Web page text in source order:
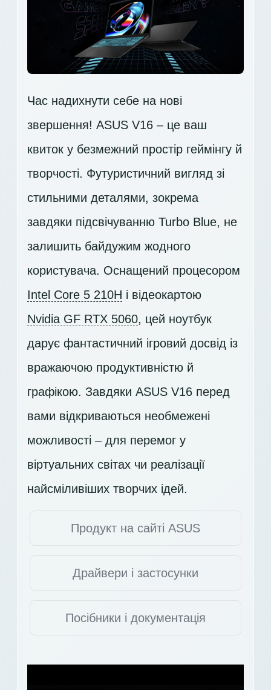
Час надихнути себе на нові
звершення! ASUS V16 – це ваш
квиток у безмежний простір геймінгу й
творчості. Футуристичний вигляд зі
стильними деталями, зокрема
завдяки підсвічуванню Turbo Blue, не
залишить байдужим жодного
користувача. Оснащений процесором
Intel Core 5 210H і відеокартою
Nvidia GF RTX 5060, цей ноутбук
дарує фантастичний ігровий досвід із
вражаючою продуктивністю й
графікою. Завдяки ASUS V16 перед
вами відкриваються необмежені
можливості – для перемог у
віртуальних світах чи реалізації
найсміливіших творчих ідей.
Продукт на сайті ASUS
Драйвери і застосунки
Посібники і документація